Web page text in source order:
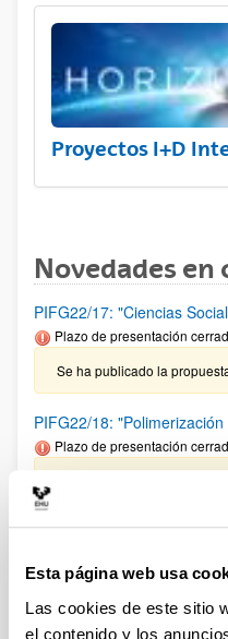
Esta página web usa
Las cookies de este sitio
el contenido y los
Proyectos I+D
Novedades
PIFG22/17: "Ciencias
Plazo de presentación
Se ha publicado la
PIFG22/18:
Plazo de presentación
PIFG22/15: